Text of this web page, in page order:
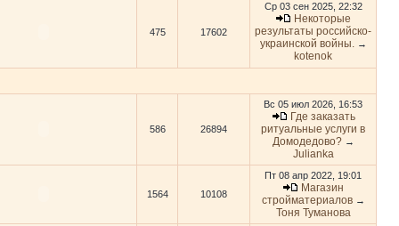
475 17602
Ср 03 сен 2025, 22:32
Некоторые
результаты российско-
украинской войны. →
kotenok
586 26894
Вс 05 июл 2026, 16:53
Где заказать
ритуальные услуги в
Домодедово?→
Julianka
1564 10108
Пт 08 апр 2022, 19:01
Магазин
стройматериалов→
Тоня Туманова